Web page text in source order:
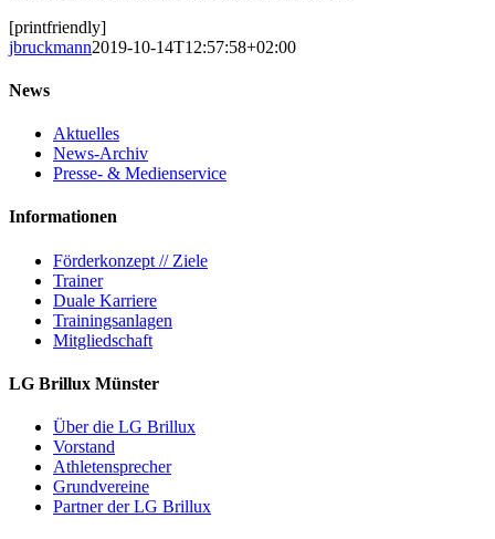
[printfriendly]
jbruckmann2019-10-14T12:57:58+02:00
News
Aktuelles
News-Archiv
Presse- & Medienservice
Informationen
Förderkonzept // Ziele
Trainer
Duale Karriere
Trainingsanlagen
Mitgliedschaft
LG Brillux Münster
Über die LG Brillux
Vorstand
Athletensprecher
Grundvereine
Partner der LG Brillux